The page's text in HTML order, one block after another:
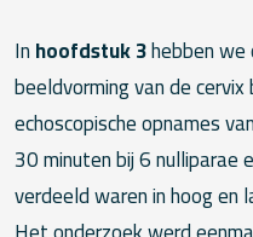
Inhoofdstuk 3hebben
beeldvorming van de
echoscopische opnames
30 minuten bij 6 nulliparae
verdeeld waren in hoog en